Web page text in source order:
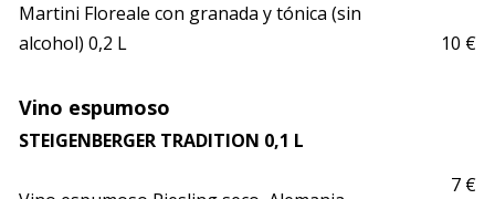
Martini Floreale con granada y tónica (sin
alcohol) 0,2 L
10 €
Vino espumoso
STEIGENBERGER TRADITION 0,1 L
7 €